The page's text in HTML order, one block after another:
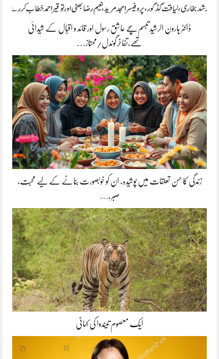
ڈاکٹر ہارون الرشید تبسم سچے عاشق رسول اور قائد و اقبال کے شیدائی
تھے،تفاخرگوندل/ممتاز…
زندگی کا حسن تعلقات میں پوشیدہ, ان کو خوبصورت بنانے کے لیے محبت،
صبر،…
ایک معصوم تیندوا کی کہانی